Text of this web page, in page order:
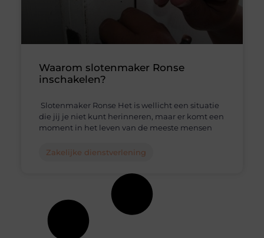
Waarom slotenmaker Ronse
inschakelen?
Slotenmaker Ronse Het is wellicht een situatie
die jij je niet kunt herinneren, maar er komt een
moment in het leven van de meeste mensen
Zakelijke dienstverlening